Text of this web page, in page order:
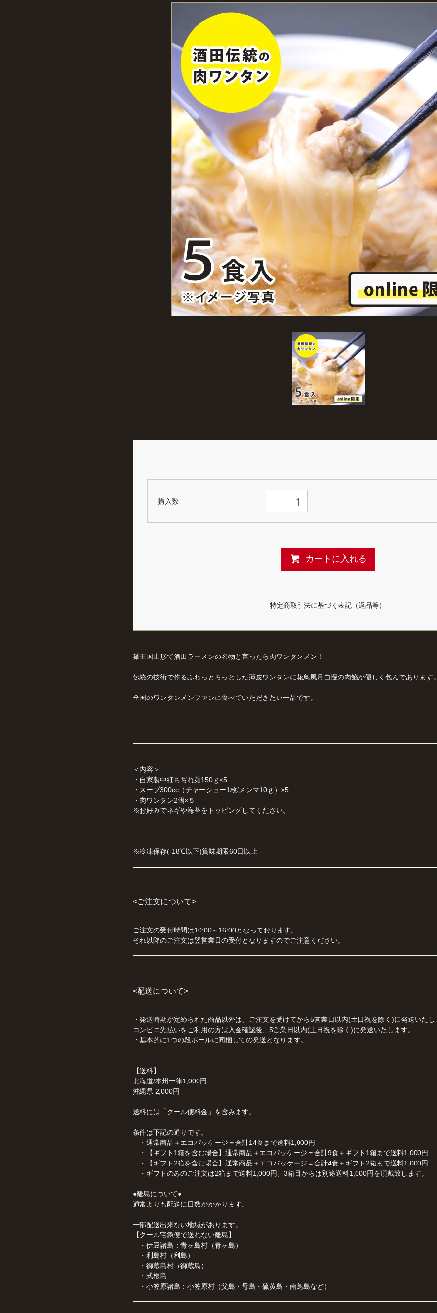
購入数
カートに入れる
特定商取引法に基づく表記（返品等）
麺王国山形で酒田ラーメンの名物と言ったら肉ワンタンメン！
伝統の技術で作るふわっとろっとした薄皮ワンタンに花鳥風月自慢の肉餡が優しく包んであります
全国のワンタンメンファンに食べていただきたい一品です。
＜内容＞
・自家製中細ちぢれ麺150ｇ×5
・スープ300cc（チャーシュー1枚/メンマ10ｇ）×5
・肉ワンタン2個×５
※お好みでネギや海苔をトッピングしてください。
※冷凍保存(-18℃以下)賞味期限60日以上
<ご注文について>
ご注文の受付時間は10:00～16:00となっております。
それ以降のご注文は翌営業日の受付となりますのでご注意ください。
<配送について>
・発送時期が定められた商品以外は、ご注文を受けてから5営業日以内(土日祝を除く)に発送いたし
コンビニ先払いをご利用の方は入金確認後、5営業日以内(土日祝を除く)に発送いたします。
・基本的に1つの段ボールに同梱しての発送となります。
【送料】
北海道/本州一律1,000円
沖縄県 2,000円
送料には「クール便料金」を含みます。
条件は下記の通りです。
・通常商品＋エコパッケージ＝合計14食まで送料1,000円
・【ギフト1箱を含む場合】通常商品＋エコパッケージ＝合計9食＋ギフト1箱まで送料1,000円
・【ギフト2箱を含む場合】通常商品＋エコパッケージ＝合計4食＋ギフト2箱まで送料1,000円
・ギフトのみのご注文は2箱まで送料1,000円、3箱目からは別途送料1,000円を頂戴致します。
●離島について●
通常よりも配送に日数がかかります。
一部配送出来ない地域があります。
【クール宅急便で送れない離島】
・伊豆諸島：青ヶ島村（青ヶ島）
・利島村（利島）
・御蔵島村（御蔵島）
・式根島
・小笠原諸島：小笠原村（父島・母島・硫黄島・南鳥島など）